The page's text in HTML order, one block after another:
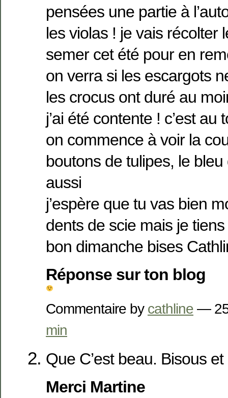
pensées une partie à
les violas ! je vais récolter
semer cet été pour en
on verra si les escargots
les crocus ont duré au
j’ai été contente ! c’est
on commence à voir la
boutons de tulipes, le
aussi
j’espère que tu vas bien
dents de scie mais je
bon dimanche bises
Réponse sur ton blog
Commentaire by cathline —
min
Que C’est beau. Bisous
Merci Martine